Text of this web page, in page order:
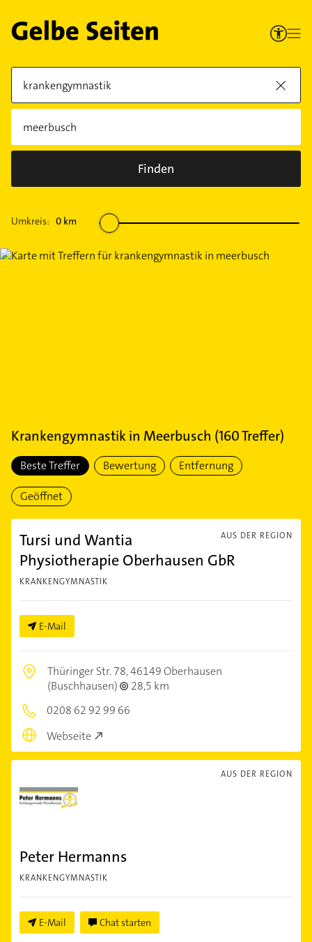
Finden
Umkreis: 0 km
Krankengymnastikin Meerbusch (160Treffer)
Beste Treffer Bewertung Entfernung
Geöffnet
AUS DER REGION
Tursi und Wantia
Physiotherapie Oberhausen GbR
KRANKENGYMNASTIK
E-Mail
Thüringer Str. 78,46149 Oberhausen
(Buschhausen)
28,5 km
0208 62 92 99 66
Webseite
AUS DER REGION
Peter Hermanns
KRANKENGYMNASTIK
E-Mail Chat starten